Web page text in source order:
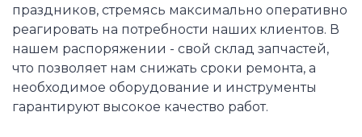
праздников, стремясь максимально оперативно
реагировать на потребности наших клиентов. В
нашем распоряжении - свой склад запчастей,
что позволяет нам снижать сроки ремонта, а
необходимое оборудование и инструменты
гарантируют высокое качество работ.